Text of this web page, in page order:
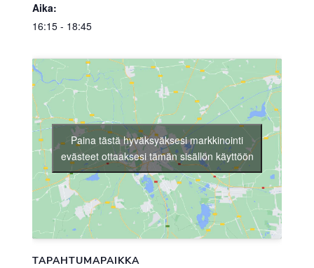
Aika:
16:15 - 18:45
TAPAHTUMAPAIKKA
Paina tästä hyväksyäksesi markkinointi
evästeet ottaaksesi tämän sisällön käyttöön